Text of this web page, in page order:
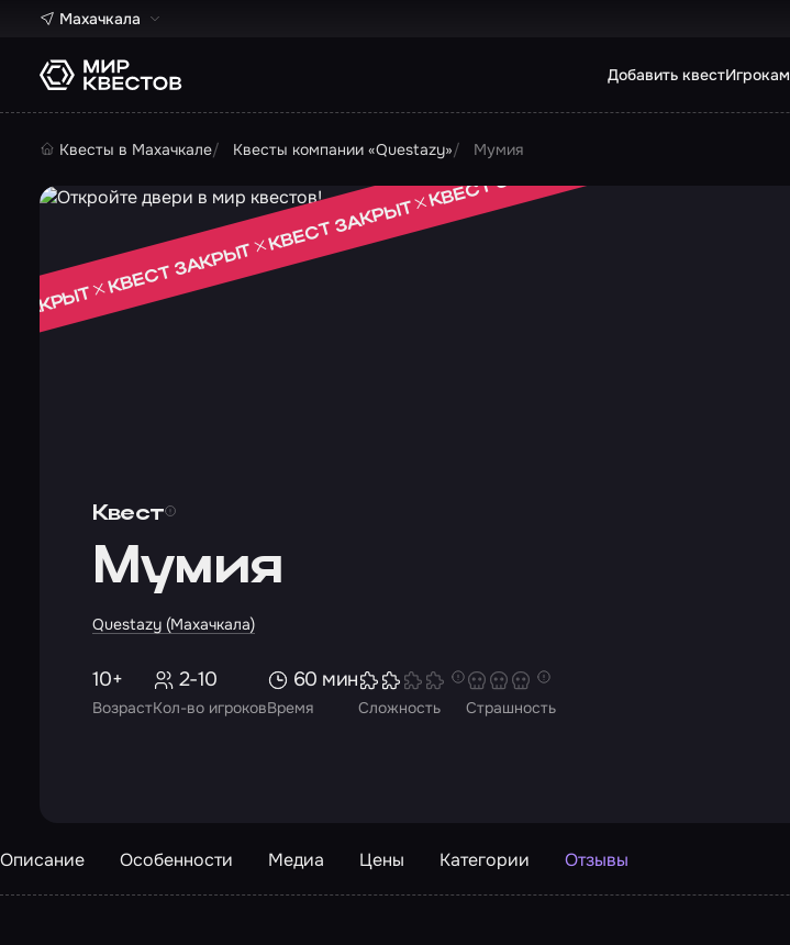
Махачкала
Добавить квестИгрокам
Квесты в Махачкале Квесты компании «Questazy» Мумия
Квест
Мумия
Questazy (Махачкала)
ЗАКРЫТ
КВЕСТ ЗАКРЫТ
КВЕСТ ЗАКРЫТ
КВЕСТ ЗАКРЫТ
Возраст
10+
Кол-во игроков
2-10
Время
60 мин
Сложность Страшность
Описание Особенности Медиа Цены Категории Отзывы